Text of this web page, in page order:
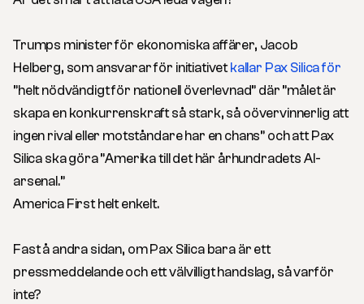
Trumps minister för ekonomiska affärer, Jacob
Helberg, som ansvarar för initiativet kallar Pax Silica för
”helt nödvändigt för nationell överlevnad” där ”målet är
skapa en konkurrenskraft så stark, så oövervinnerlig att
ingen rival eller motståndare har en chans” och att Pax
Silica ska göra ”Amerika till det här århundradets AI-
arsenal.”
America First helt enkelt.
Fast å andra sidan, om Pax Silica bara är ett
pressmeddelande och ett välvilligt handslag, så varför
inte?